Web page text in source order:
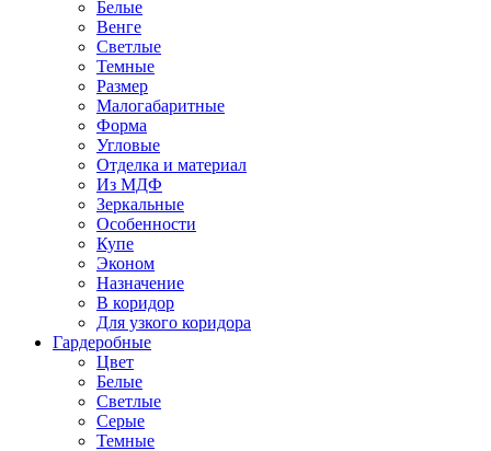
Белые
Венге
Светлые
Темные
Размер
Малогабаритные
Форма
Угловые
Отделка и материал
Из МДФ
Зеркальные
Особенности
Купе
Эконом
Назначение
В коридор
Для узкого коридора
Гардеробные
Цвет
Белые
Светлые
Серые
Темные